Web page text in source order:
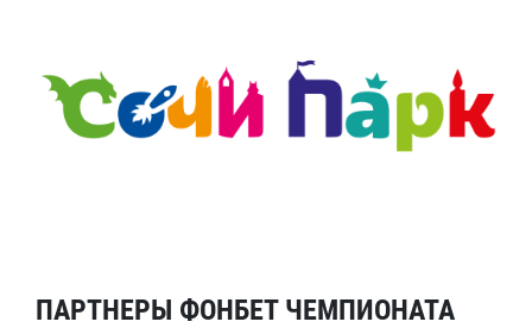
ПАРТНЕРЫ ФОНБЕТ ЧЕМПИОНАТА